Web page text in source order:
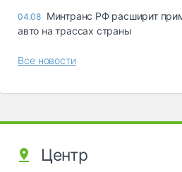
04.08 Минтранс РФ расширит
авто на трассах страны
Все новости
Центр